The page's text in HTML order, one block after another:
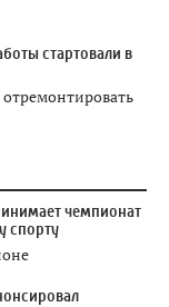
стартовали в
отремонтировать
чемпионат
спорту